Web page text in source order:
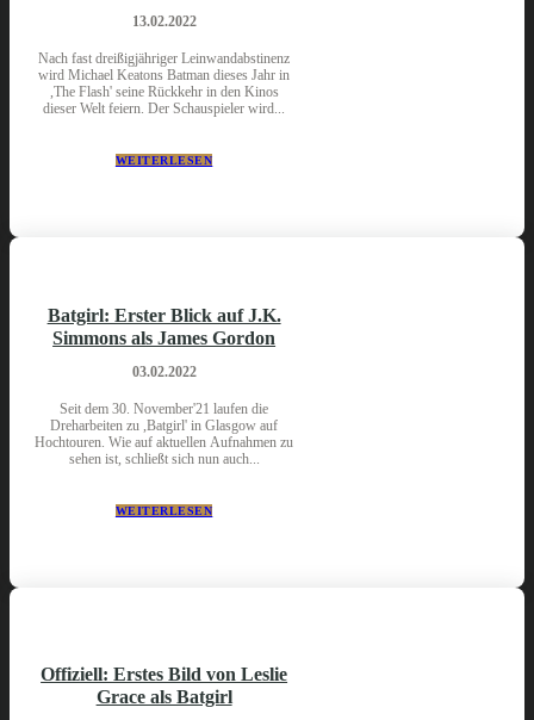
13.02.2022
Nach fast dreißigjähriger Leinwandabstinenz
wird Michael Keatons Batman dieses Jahr in
,The Flash' seine Rückkehr in den Kinos
dieser Welt feiern. Der Schauspieler wird...
WEITERLESEN
Batgirl: Erster Blick auf J.K.
Simmons als James Gordon
03.02.2022
Seit dem 30. November'21 laufen die
Dreharbeiten zu ,Batgirl' in Glasgow auf
Hochtouren. Wie auf aktuellen Aufnahmen zu
sehen ist, schließt sich nun auch...
WEITERLESEN
Offiziell: Erstes Bild von Leslie
Grace als Batgirl